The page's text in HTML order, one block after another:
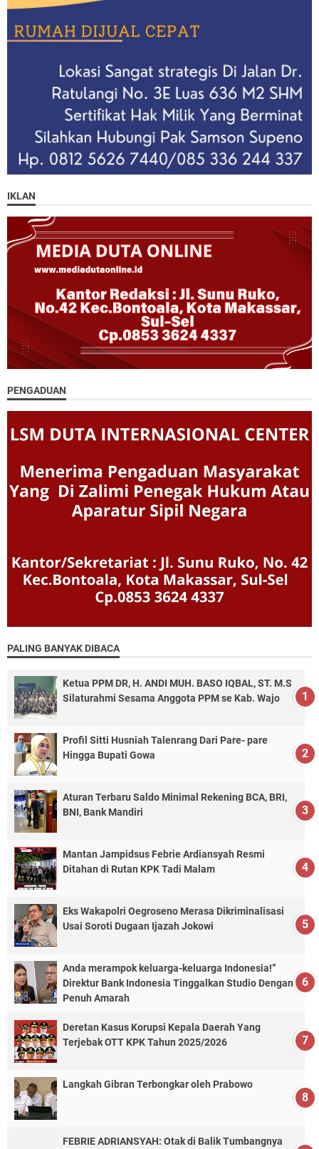
IKLAN
PENGADUAN
PALING BANYAK DIBACA
Ketua PPM DR, H. ANDI MUH. BASO IQBAL, ST. M.S
Silaturahmi Sesama Anggota PPM se Kab. Wajo
Profil Sitti Husniah Talenrang Dari Pare- pare
Hingga Bupati Gowa
Aturan Terbaru Saldo Minimal Rekening BCA, BRI,
BNI, Bank Mandiri
Mantan Jampidsus Febrie Ardiansyah Resmi
Ditahan di Rutan KPK Tadi Malam
Eks Wakapolri Oegroseno Merasa Dikriminalisasi
Usai Soroti Dugaan Ijazah Jokowi
Anda merampok keluarga-keluarga Indonesia!”
Direktur Bank Indonesia Tinggalkan Studio Dengan
Penuh Amarah
Deretan Kasus Korupsi Kepala Daerah Yang
Terjebak OTT KPK Tahun 2025/2026
Langkah Gibran Terbongkar oleh Prabowo
FEBRIE ADRIANSYAH: Otak di Balik Tumbangnya